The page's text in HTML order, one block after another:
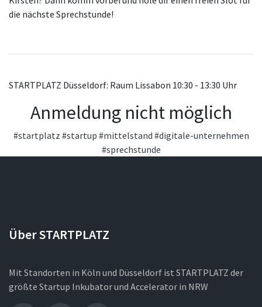
die nächste Sprechstunde!
STARTPLATZ Düsseldorf: Raum Lissabon 10:30 - 13:30 Uhr
Anmeldung nicht möglich
#startplatz #startup #mittelstand #digitale-unternehmen
#sprechstunde
Über STARTPLATZ
Mit Standorten in Köln und Düsseldorf ist STARTPLATZ der
größte Startup Inkubator und Accelerator in NRW